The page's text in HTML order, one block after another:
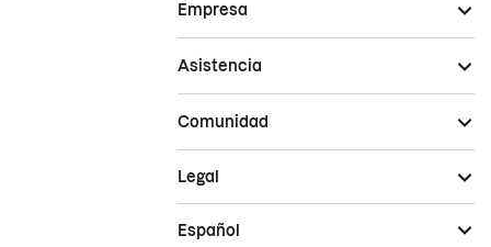
Empresa
Asistencia
Comunidad
Legal
Español